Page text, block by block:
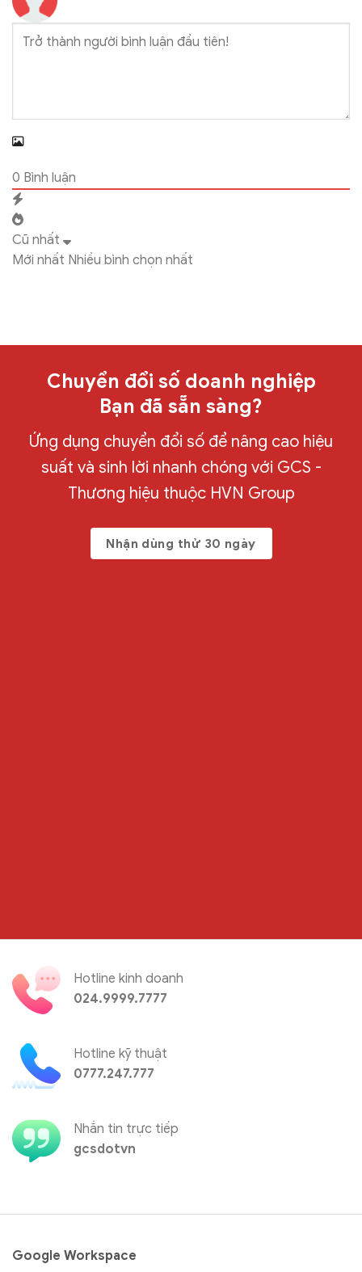
0 Bình luận
Cũ nhất
Mới nhất Nhiều bình chọn nhất
Chuyển đổi số doanh nghiệp
Bạn đã sẵn sàng?
Ứng dụng chuyển đổi số để nâng cao hiệu
suất và sinh lời nhanh chóng với GCS -
Thương hiệu thuộc HVN Group
Nhận dùng thử 30 ngày
Hotline kinh doanh
024.9999.7777
Hotline kỹ thuật
0777.247.777
Nhắn tin trực tiếp
gcsdotvn
Google Workspace